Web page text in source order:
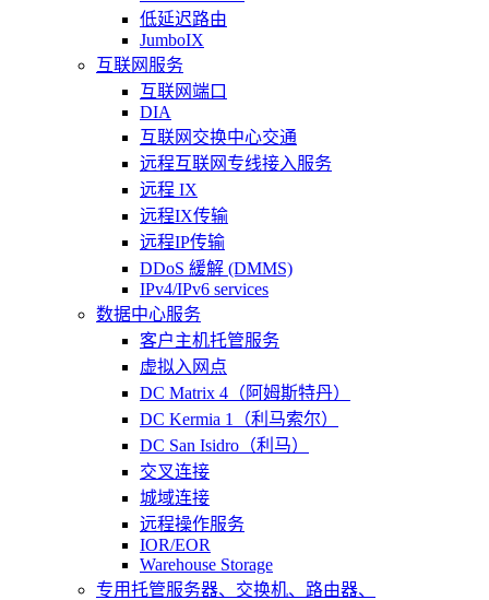
低延迟路由
JumboIX
互联网服务
互联网端口
DIA
互联网交换中心交通
远程互联网专线接入服务
远程 IX
远程IX传输
远程IP传输
DDoS 緩解 (DMMS)
IPv4/IPv6 services
数据中心服务
客户主机托管服务
虚拟入网点
DC Matrix 4（阿姆斯特丹）
DC Kermia 1（利马索尔）
DC San Isidro（利马）
交叉连接
城域连接
远程操作服务
IOR/EOR
Warehouse Storage
专用托管服务器、交换机、路由器、